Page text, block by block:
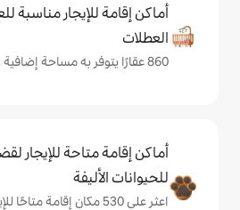
مناسبة للعائلات لقضاء
للإيجار لقضاء العطلات مناسبة
530 مكان إقامة متاحًا للإيجار تسمح باصطحاب